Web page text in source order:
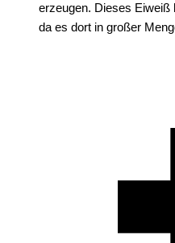
erzeugen. Dieses Eiweiß
da es dort in großer